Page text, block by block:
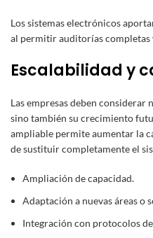
Los sistemas electrónicos
al permitir auditorías completas
Escalabilidad y
Las empresas deben considerar
sino también su crecimiento
ampliable permite aumentar la
de sustituir completamente el
Ampliación de capacidad.
Adaptación a nuevas áreas o
Integración con protocolos